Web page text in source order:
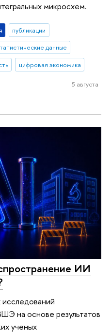
микросхем.
публикации
данные
цифровая экономика
5 августа
ИИ
на основе результатов
ученых